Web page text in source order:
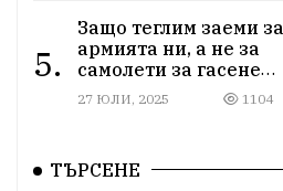
5.
Защо теглим заеми за
армията ни, а не за
самолети за гасене
на пожари
27 ЮЛИ, 2025 1104
ТЪРСЕНЕ